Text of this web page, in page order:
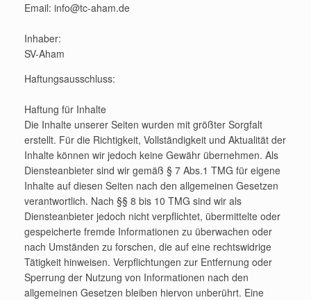
Email: info@tc-aham.de
Inhaber:
SV-Aham
Haftungsausschluss:
Haftung für Inhalte
Die Inhalte unserer Seiten wurden mit größter Sorgfalt
erstellt. Für die Richtigkeit, Vollständigkeit und Aktualität der
Inhalte können wir jedoch keine Gewähr übernehmen. Als
Diensteanbieter sind wir gemäß § 7 Abs.1 TMG für eigene
Inhalte auf diesen Seiten nach den allgemeinen Gesetzen
verantwortlich. Nach §§ 8 bis 10 TMG sind wir als
Diensteanbieter jedoch nicht verpflichtet, übermittelte oder
gespeicherte fremde Informationen zu überwachen oder
nach Umständen zu forschen, die auf eine rechtswidrige
Tätigkeit hinweisen. Verpflichtungen zur Entfernung oder
Sperrung der Nutzung von Informationen nach den
allgemeinen Gesetzen bleiben hiervon unberührt. Eine